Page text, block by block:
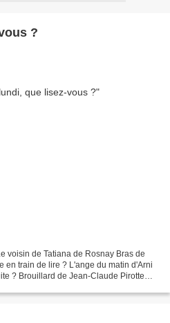
?
voisin de Tatiana de Rosnay Bras de
en train de lire ? L'ange du matin d'Arni
? Brouillard de Jean-Claude Pirotte